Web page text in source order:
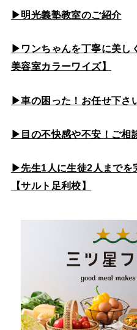
▶明光義塾教室のご紹介
▶ワンちゃんを丁寧に美し
美容室カラーワイズ】
▶車の困った！お任せ下さ
▶目の不快感や不安！ご相
▶先生1人に生徒2人まで
【サルト足利校】